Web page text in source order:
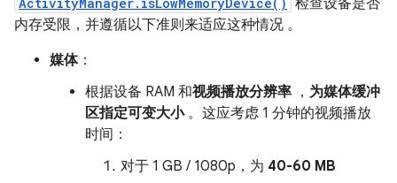
检查设备是否
内存受限，并遵循以下准则来适应这种情况 。
媒体：
根据设备 RAM 和视频播放分辨率 ， 为媒体缓冲
区指定可变大小。这应考虑 1 分钟的视频播放
时间：
对于 1 GB / 1080p，为 40-60 MB